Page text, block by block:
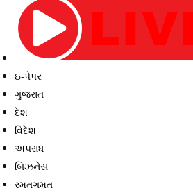
ઇ-પેપર
ગુજરાત
દેશ
વિદેશ
અપરાધ
બિઝનેસ
રમતગમત